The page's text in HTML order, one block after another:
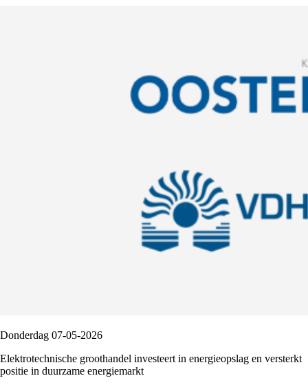
Donderdag 07-05-2026
Elektrotechnische groothandel investeert in energieopslag en versterkt
positie in duurzame energiemarkt